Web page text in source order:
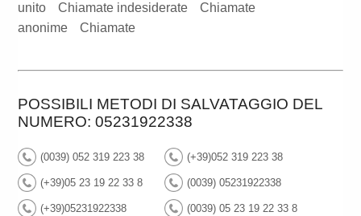
unito
Chiamate indesiderate
Chiamate
anonime
Chiamate
POSSIBILI METODI DI SALVATAGGIO DEL
NUMERO: 05231922338
(0039) 052 319 223 38 (+39)052 319 223 38
(+39)05 23 19 22 33 8 (0039) 05231922338
(+39)05231922338 (0039) 05 23 19 22 33 8